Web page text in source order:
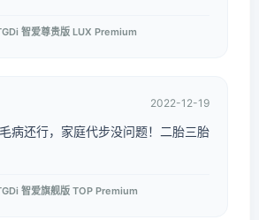
智爱尊贵版 LUX Premium
2022-12-19
病还行，家庭代步没问题！二胎三胎
智爱旗舰版 TOP Premium